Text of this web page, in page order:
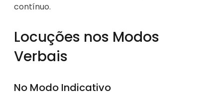
contínuo.
Locuções nos Modos
Verbais
No Modo Indicativo